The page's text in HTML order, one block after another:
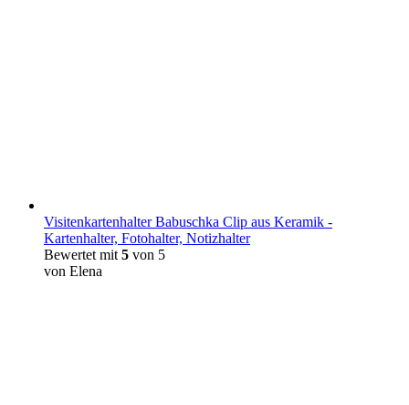
Visitenkartenhalter Babuschka Clip aus Keramik -
Kartenhalter, Fotohalter, Notizhalter
Bewertet mit 5 von 5
von Elena